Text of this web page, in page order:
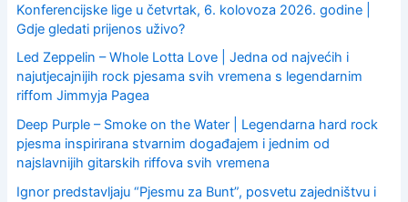
Konferencijske lige u četvrtak, 6. kolovoza 2026. godine |
Gdje gledati prijenos uživo?
Led Zeppelin – Whole Lotta Love | Jedna od najvećih i
najutjecajnijih rock pjesama svih vremena s legendarnim
riffom Jimmyja Pagea
Deep Purple – Smoke on the Water | Legendarna hard rock
pjesma inspirirana stvarnim događajem i jednim od
najslavnijih gitarskih riffova svih vremena
Ignor predstavljaju “Pjesmu za Bunt”, posvetu zajedništvu i